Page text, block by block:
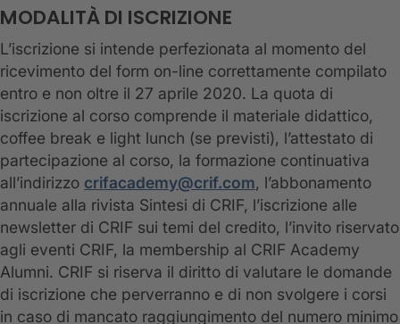
MODALITÀ DI ISCRIZIONE
L’iscrizione si intende perfezionata al momento del
ricevimento del form on-line correttamente compilato
entro e non oltre il 27 aprile 2020. La quota di
iscrizione al corso comprende il materiale didattico,
coffee break e light lunch (se previsti), l’attestato di
partecipazione al corso, la formazione continuativa
all’indirizzo crifacademy@crif.com, l’abbonamento
annuale alla rivista Sintesi di CRIF, l’iscrizione alle
newsletter di CRIF sui temi del credito, l’invito riservato
agli eventi CRIF, la membership al CRIF Academy
Alumni. CRIF si riserva il diritto di valutare le domande
di iscrizione che perverranno e di non svolgere i corsi
in caso di mancato raggiungimento del numero minimo